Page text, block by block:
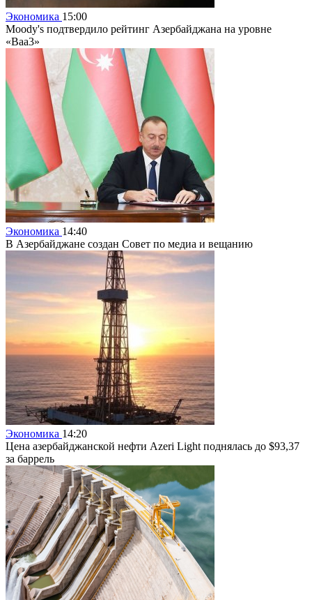
Экономика 15:00
Moody's подтвердило рейтинг Азербайджана на уровне
«Baa3»
Экономика 14:40
В Азербайджане создан Совет по медиа и вещанию
Экономика 14:20
Цена азербайджанской нефти Azeri Light поднялась до $93,37
за баррель